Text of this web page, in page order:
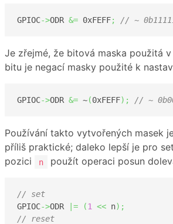
GPIOC->ODR &= 0xFEFF; // ~
Je zřejmé, že bitová maska použitá
bitu je negací masky použité k
GPIOC->ODR &= ~(0xFEFF) ; // ~
Používání takto vytvořených masek
příliš praktické; daleko lepší je pro
pozici
n použít operaci posun
// set
GPIOC->ODR |= (1 << n) ;
// reset